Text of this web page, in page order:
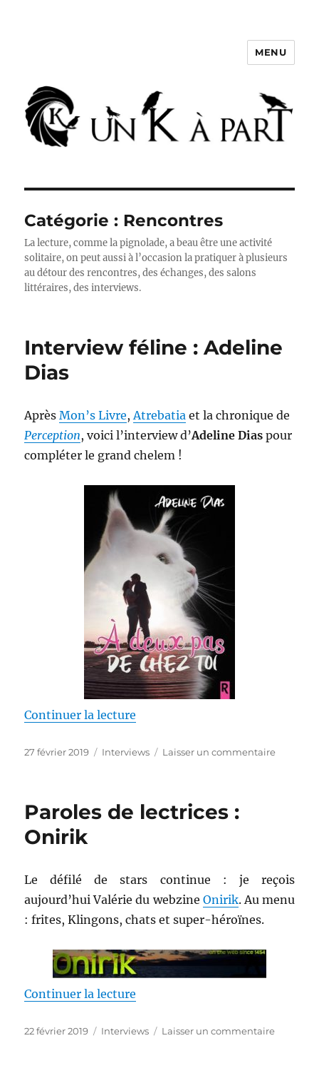
MENU
Catégorie : Rencontres
La lecture, comme la pignolade, a beau être une activité
solitaire, on peut aussi à l’occasion la pratiquer à plusieurs
au détour des rencontres, des échanges, des salons
littéraires, des interviews.
Interview féline : Adeline
Dias
AprèsMon’s Livre,Atrebatia et la chronique de
Perception, voici l’interview d’Adeline Dias pour
compléter le grand chelem !
Continuer la lecture
Publié
27 février 2019 Catégories
Interviews Laisser un commentairesur
Paroles de lectrices :
Onirik
Le défilé de stars continue : je reçois
aujourd’hui Valérie du webzine Onirik. Au menu
: frites, Klingons, chats et super-héroïnes.
Continuer la lecture
Publié
22 février 2019 Catégories
Interviews Laisser un commentairesur